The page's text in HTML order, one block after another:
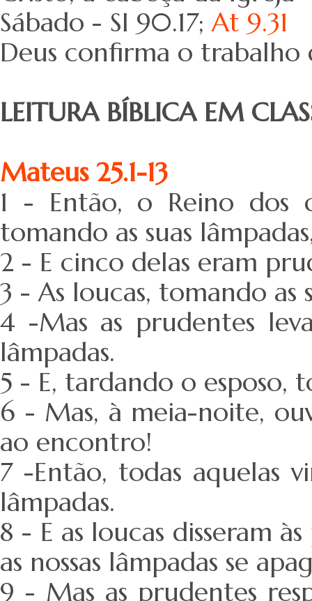
Sábado - SI 90.17;At 9.31
Deus confirma o trabalho
LEITURA BÍBLICA EM
Mateus 25.1-13
1 - Então, o Reino dos
tomando as suas
2 - E cinco delas eram
3 - As loucas, tomando as
4 -Mas as prudentes
lâmpadas.
5 - E, tardando o esposo,
6 - Mas, à meia-noite,
ao encontro!
7 -Então, todas aquelas
lâmpadas.
8 - E as loucas disseram
as nossas lâmpadas se
9 - Mas as prudentes